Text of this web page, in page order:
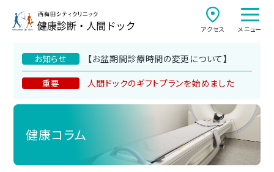
メニュー
アクセス
お知らせ 【お盆期間診療時間の変更について】
重要 人間ドックのギフトプランを始めました
健康コラム